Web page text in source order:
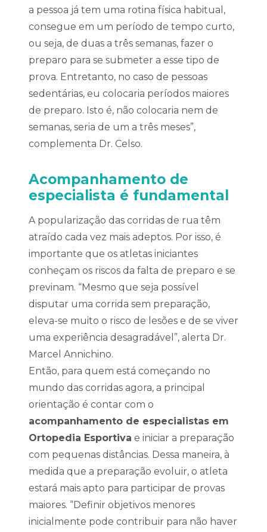
a pessoa já tem uma rotina física habitual,
consegue em um período de tempo curto,
ou seja, de duas a três semanas, fazer o
preparo para se submeter a esse tipo de
prova. Entretanto, no caso de pessoas
sedentárias, eu colocaria períodos maiores
de preparo. Isto é, não colocaria nem de
semanas, seria de um a três meses”,
complementa Dr. Celso.
Acompanhamento de
especialista é fundamental
A popularização das corridas de rua têm
atraído cada vez mais adeptos. Por isso, é
importante que os atletas iniciantes
conheçam os riscos da falta de preparo e se
previnam. “Mesmo que seja possível
disputar uma corrida sem preparação,
eleva-se muito o risco de lesões e de se viver
uma experiência desagradável”, alerta Dr.
Marcel Annichino.
Então, para quem está começando no
mundo das corridas agora, a principal
orientação é contar com o
acompanhamento de especialistas em
Ortopedia Esportiva e iniciar a preparação
com pequenas distâncias. Dessa maneira, à
medida que a preparação evoluir, o atleta
estará mais apto para participar de provas
maiores. “Definir objetivos menores
inicialmente pode contribuir para não haver